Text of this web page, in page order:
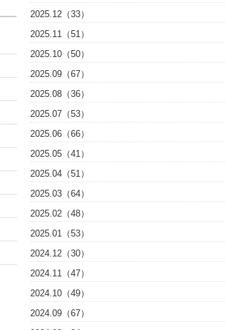
2025.12（33）
2025.11（51）
2025.10（50）
2025.09（67）
2025.08（36）
2025.07（53）
2025.06（66）
2025.05（41）
2025.04（51）
2025.03（64）
2025.02（48）
2025.01（53）
2024.12（30）
2024.11（47）
2024.10（49）
2024.09（67）